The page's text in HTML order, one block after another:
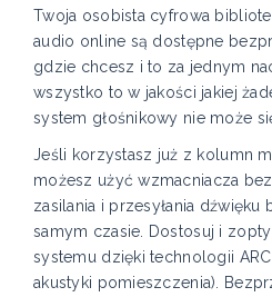
Twoja osobista cyfrowa
audio online są dostępne
gdzie chcesz i to za jednym
wszystko to w jakości jakiej
system głośnikowy nie może
Jeśli korzystasz już z kolumn
możesz użyć wzmacniacza
zasilania i przesyłania
samym czasie. Dostosuj i
systemu dzięki technologii
akustyki pomieszczenia).